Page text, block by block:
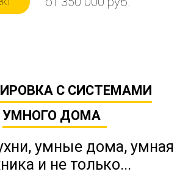
С СИСТЕМАМИ
УМНОГО ДОМА
умные дома, умная
и не только...